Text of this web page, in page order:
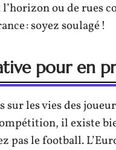
ou de rues
: soyez soulagé !
pour en
sur les vies des
il existe
pas le football.